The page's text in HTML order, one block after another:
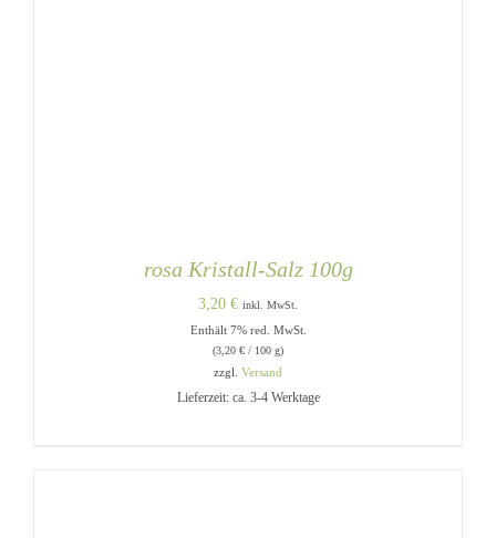
rosa Kristall-Salz 100g
3,20 € inkl. MwSt.
Enthält 7% red. MwSt.
(3,20 € / 100 g)
zzgl. Versand
Lieferzeit: ca. 3-4 Werktage